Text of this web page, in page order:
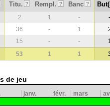
Titu. ? Rempl. ? Banc ?
2 1 - -
36 - 1
15 - -
53 1 1
de jeu
janv. févr. mars